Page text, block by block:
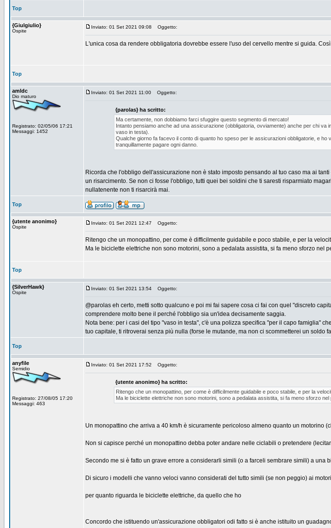
Top
{Giulgiulio}
Ospite
Inviato: 01 Set 2021 09:08 Oggetto:
L'unica cosa da rendere obbligatoria dovrebbe essere l'uso del cervello mentre si guida.
Top
amldc
Dio maturo
Registrato: 02/05/06 17:21
Messaggi: 1452
Inviato: 01 Set 2021 11:00 Oggetto:
{parolas} ha scritto:
Ma certamente, non dobbiamo farci sfuggire questo segmento di mercato!
Intanto pensiamo anche ad una assicurazione (obbligatoria, ovviamente) anche per chi va
vaso in testa).
Qualche giorno fa facevo il conto di quanto ho speso per le assicurazioni obbligatorie, e
tranquillamente pagare ogni danno.
Ricorda che l'obbligo dell'assicurazione non è stato imposto pensando al tuo caso ma ai
un risarcimento. Se non ci fosse l'obbligo, tutti quei bei soldini che ti saresti risparmiato
nullatenente non ti risarcirà mai.
Top
{utente anonimo}
Ospite
Inviato: 01 Set 2021 12:47 Oggetto:
Ritengo che un monopattino, per come è difficilmente guidabile e poco stabile, e per la
Ma le biciclette elettriche non sono motorini, sono a pedalata assistita, si fa meno sforzo
Top
{SilverHawk}
Ospite
Inviato: 01 Set 2021 13:54 Oggetto:
@parolas eh certo, metti sotto qualcuno e poi mi fai sapere cosa ci fai con quel "discreto
comprendere molto bene il perché l'obbligo sia un'idea decisamente saggia.
Nota bene: per i casi del tipo "vaso in testa", c'è una polizza specifica "per il capo famiglia"
tuo capitale, ti ritroverai senza più nulla (forse le mutande, ma non ci scommetterei un soldo
Top
anyfile
Semidio
Registrato: 27/08/05 17:20
Messaggi: 463
Inviato: 01 Set 2021 17:52 Oggetto:
{utente anonimo} ha scritto:
Ritengo che un monopattino, per come è difficilmente guidabile e poco stabile, e per la
Ma le biciclette elettriche non sono motorini, sono a pedalata assistita, si fa meno sforzo
Un monopattino che arriva a 40 km/h è sicuramente pericoloso almeno quanto un motorino
Non si capisce perché un monopattino debba poter andare nelle ciclabili o pretendere
Secondo me si è fatto un grave errore a considerarli simili (o a farceli sembrare simili) a una
Di sicuro i modelli che vanno veloci vanno considerati del tutto simili (se non peggio) ai
per quanto riguarda le biciclette elettriche, da quello che ho
Concordo che istituendo un'assicurazione obbligatori odi fatto si è anche istituito un